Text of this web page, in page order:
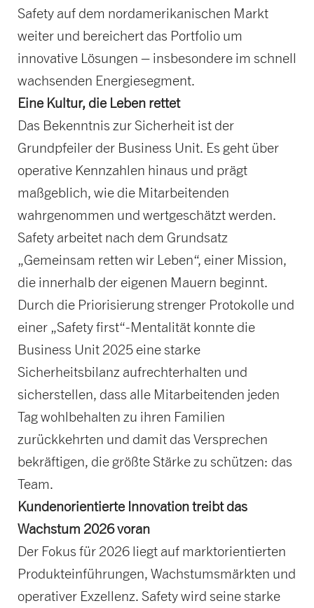
Safety auf dem nordamerikanischen Markt
weiter und bereichert das Portfolio um
innovative Lösungen – insbesondere im schnell
wachsenden Energiesegment.
Eine Kultur, die Leben rettet
Das Bekenntnis zur Sicherheit ist der
Grundpfeiler der Business Unit. Es geht über
operative Kennzahlen hinaus und prägt
maßgeblich, wie die Mitarbeitenden
wahrgenommen und wertgeschätzt werden.
Safety arbeitet nach dem Grundsatz
„Gemeinsam retten wir Leben“, einer Mission,
die innerhalb der eigenen Mauern beginnt.
Durch die Priorisierung strenger Protokolle und
einer „Safety first“-Mentalität konnte die
Business Unit 2025 eine starke
Sicherheitsbilanz aufrechterhalten und
sicherstellen, dass alle Mitarbeitenden jeden
Tag wohlbehalten zu ihren Familien
zurückkehrten und damit das Versprechen
bekräftigen, die größte Stärke zu schützen: das
Team.
Kundenorientierte Innovation treibt das
Wachstum 2026 voran
Der Fokus für 2026 liegt auf marktorientierten
Produkteinführungen, Wachstumsmärkten und
operativer Exzellenz. Safety wird seine starke